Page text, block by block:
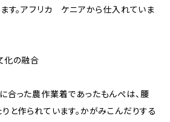
す。アフリカ ケニアから仕入れていま
化の融合
合った農作業着であったもんぺは、腰
と作られています。かがみこんだりする